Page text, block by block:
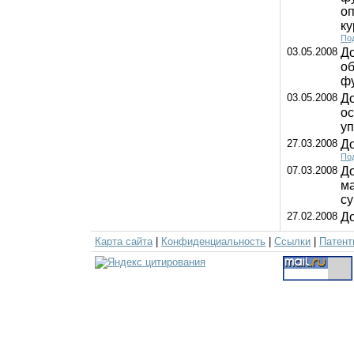
03.05.2008
03.05.2008
27.03.2008
07.03.2008
27.02.2008
Карта сайта| Конфиденциальность Ссылки